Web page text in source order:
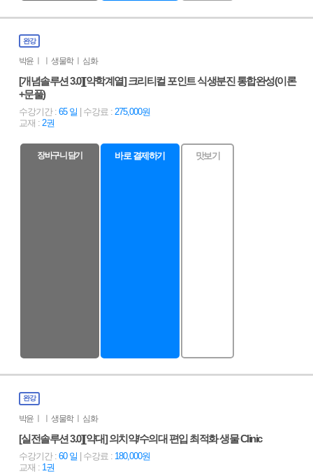
완강
박윤 ㅣ ㅣ 생물학 ㅣ 심화
[개념솔루션 3.0][약학계열] 크리티컬 포인트 식생분진 통합완성(이론
+문풀)
수강기간 : 65 일 | 수강료 : 275,000원
교재 : 2권
장바구니 담기 바로 결제하기 맛보기
완강
박윤 ㅣ ㅣ 생물학 ㅣ 심화
[실전솔루션 3.0][약대] 의치약/수의대 편입 최적화 생물 Clinic
수강기간 : 60 일 | 수강료 : 180,000원
교재 : 1권